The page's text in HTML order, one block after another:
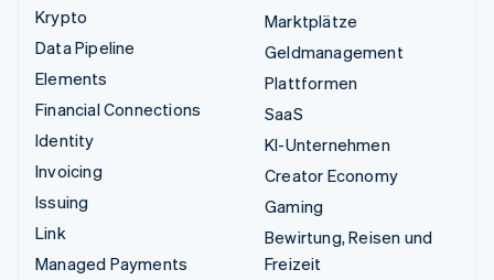
Krypto
Data Pipeline
Elements
Financial Connections
Identity
Invoicing
Issuing
Link
Managed Payments
Marktplätze
Geldmanagement
Plattformen
SaaS
KI-Unternehmen
Creator Economy
Gaming
Bewirtung, Reisen und
Freizeit